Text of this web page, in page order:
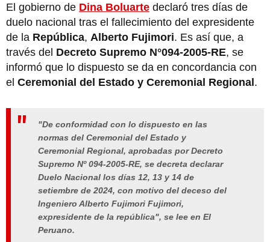
El gobierno de Dina Boluarte declaró tres días de
duelo nacional tras el fallecimiento del expresidente
de la República, Alberto Fujimori. Es así que, a
través del Decreto Supremo N°094-2005-RE, se
informó que lo dispuesto se da en concordancia con
el Ceremonial del Estado y Ceremonial Regional.
"De conformidad con lo dispuesto en las
normas del Ceremonial del Estado y
Ceremonial Regional, aprobadas por Decreto
Supremo Nº 094-2005-RE, se decreta declarar
Duelo Nacional los días 12, 13 y 14 de
setiembre de 2024, con motivo del deceso del
Ingeniero Alberto Fujimori Fujimori,
expresidente de la república", se lee en El
Peruano.